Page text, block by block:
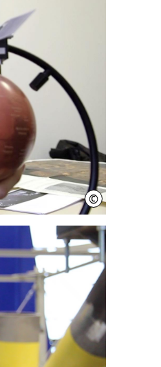
©IniWi